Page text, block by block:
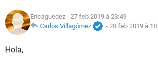
Ericaguedez - 27 feb 2019 à 23:49
Carlos Villagómez
- 28 feb 2019 à
Hola,